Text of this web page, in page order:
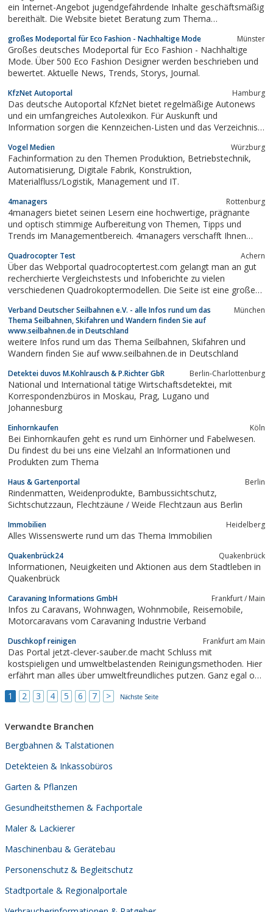
ein Internet-Angebot jugendgefährdende Inhalte geschäftsmäßig
bereithält. Die Website bietet Beratung zum Thema
Jugendschutzbeauftragter gestellt werden.
großes Modeportal für Eco Fashion - Nachhaltige Mode Münster
Großes deutsches Modeportal für Eco Fashion - Nachhaltige
Mode. Über 500 Eco Fashion Designer werden beschrieben und
bewertet. Aktuelle News, Trends, Storys, Journal.
KfzNet Autoportal Hamburg
Das deutsche Autoportal KfzNet bietet regelmäßige Autonews
und ein umfangreiches Autolexikon. Für Auskunft und
Information sorgen die Kennzeichen-Listen und das Verzeichnis
lustige Autowitze und Memes, die für Unterhaltung sorgen. Seit
mehr als 18 Jahren gehört...
Vogel Medien Würzburg
Fachinformation zu den Themen Produktion, Betriebstechnik,
Automatisierung, Digitale Fabrik, Konstruktion,
Materialfluss/Logistik, Management und IT.
4managers Rottenburg
4managers bietet seinen Lesern eine hochwertige, prägnante
und optisch stimmige Aufbereitung von Themen, Tipps und
Trends im Managementbereich. 4managers verschafft Ihnen
Hinweise auf weitergehende Informationen.4managersWellness:
Gesundheit für Manager. Ihr...
Quadrocopter Test Achern
Über das Webportal quadrocoptertest.com gelangt man an gut
recherchierte Vergleichstests und Infoberichte zu vielen
verschiedenen Quadrokoptermodellen. Die Seite ist eine große
Miniflugschraubers.
Verband Deutscher Seilbahnen e.V. - alle Infos rund um das
Thema Seilbahnen, Skifahren und Wandern finden Sie auf
www.seilbahnen.de in Deutschland
München
weitere Infos rund um das Thema Seilbahnen, Skifahren und
Wandern finden Sie auf www.seilbahnen.de in Deutschland
Detektei duvos M.Kohlrausch & P.Richter GbR Berlin-Charlottenburg
National und International tätige Wirtschaftsdetektei, mit
Korrespondenzbüros in Moskau, Prag, Lugano und
Johannesburg
Einhornkaufen Köln
Bei Einhornkaufen geht es rund um Einhörner und Fabelwesen.
Du findest du bei uns eine Vielzahl an Informationen und
Produkten zum Thema
Haus & Gartenportal Berlin
Rindenmatten, Weidenprodukte, Bambussichtschutz,
Sichtschutzzaun, Flechtzäune / Weide Flechtzaun aus Berlin
Immobilien Heidelberg
Alles Wissenswerte rund um das Thema Immobilien
Quakenbrück24 Quakenbrück
Informationen, Neuigkeiten und Aktionen aus dem Stadtleben in
Quakenbrück
Caravaning Informations GmbH Frankfurt / Main
Infos zu Caravans, Wohnwagen, Wohnmobile, Reisemobile,
Motorcaravans vom Caravaning Industrie Verband
Duschkopf reinigen Frankfurt am Main
Das Portal jetzt-clever-sauber.de macht Schluss mit
kostspieligen und umweltbelastenden Reinigungsmethoden. Hier
erfährt man alles über umweltfreundliches putzen. Ganz egal ob
entfernen handelt.
1 2 3 4 5 6 7 > Nächste Seite
Verwandte Branchen
Bergbahnen & Talstationen
Detekteien & Inkassobüros
Garten & Pflanzen
Gesundheitsthemen & Fachportale
Maler & Lackierer
Maschinenbau & Gerätebau
Personenschutz & Begleitschutz
Stadtportale & Regionalportale